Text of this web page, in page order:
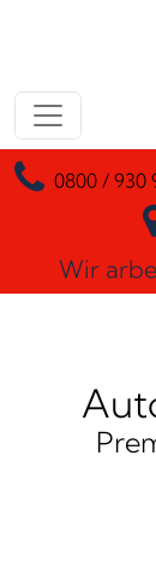
Zum Inhalt
0800 / 930
Wir